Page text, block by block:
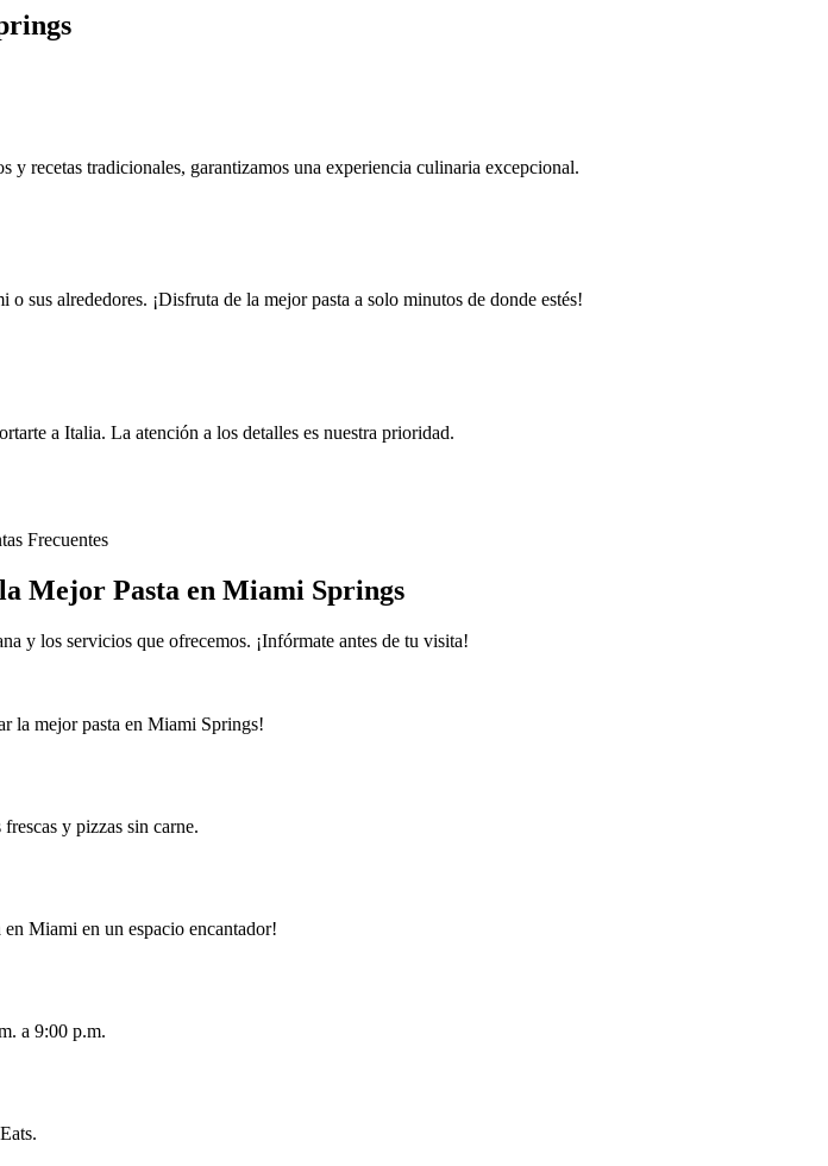
y recetas tradicionales, garantizamos una experiencia culinaria excepcional.
sus alrededores. ¡Disfruta de la mejor pasta a solo minutos de donde estés!
a Italia. La atención a los detalles es nuestra prioridad.
Frecuentes
Mejor Pasta en Miami Springs
y los servicios que ofrecemos. ¡Infórmate antes de tu visita!
la mejor pasta en Miami Springs!
y pizzas sin carne.
Miami en un espacio encantador!
a 9:00 p.m.